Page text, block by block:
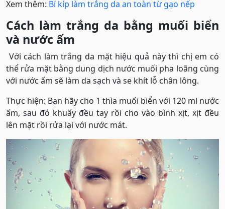
Xem thêm: Bí kíp làm trắng da an toàn từ gạo nếp
Cách làm trắng da bằng muối biển
và nước ấm
Với cách làm trắng da mặt hiệu quả này thì chị em có
thể rửa mặt bằng dung dịch nước muối pha loãng cùng
với nước ấm sẽ làm da sạch và se khít lỗ chân lông.
Thực hiện: Bạn hãy cho 1 thìa muối biển với 120 ml nước
ấm, sau đó khuấy đều tay rồi cho vào bình xịt, xịt đều
lên mặt rồi rửa lại với nước mát.